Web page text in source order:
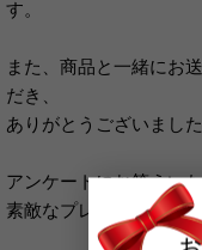
す。
また、商品と一緒にお
だき、
ありがとうございました
アンケートにお答えい
素敵なプレゼントをお